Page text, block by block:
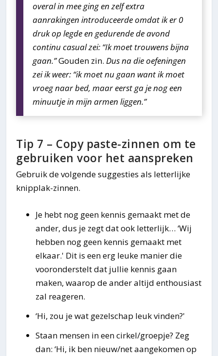
overal in mee ging en zelf extra
aanrakingen introduceerde omdat ik er 0
druk op legde en gedurende de avond
continu casual zei: “Ik moet trouwens bijna
gaan.”Gouden zin.Dus na die oefeningen
zei ik weer: “ik moet nu gaan want ik moet
vroeg naar bed, maar eerst ga je nog een
minuutje in mijn armen liggen.”
Tip 7 – Copy paste-zinnen om te
gebruiken voor het aanspreken
Gebruik de volgende suggesties als letterlijke
knipplak-zinnen.
Je hebt nog geen kennis gemaakt met de
ander, dus je zegt dat ook letterlijk… ‘Wij
hebben nog geen kennis gemaakt met
elkaar.' Dit is een erg leuke manier die
vooronderstelt dat jullie kennis gaan
maken, waarop de ander altijd enthousiast
zal reageren.
‘Hi, zou je wat gezelschap leuk vinden?'
Staan mensen in een cirkel/groepje? Zeg
dan: ‘Hi, ik ben nieuw/net aangekomen op